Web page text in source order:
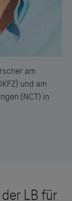
am
und am
(NCT) in